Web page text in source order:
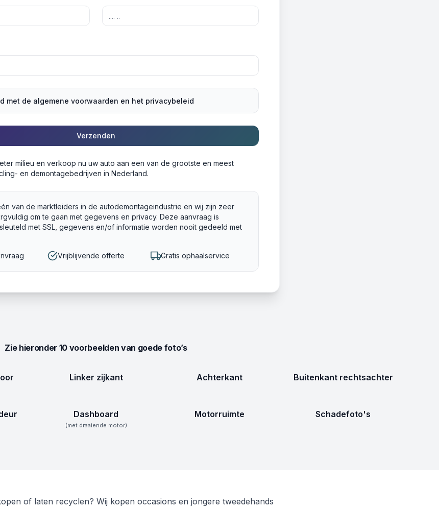
met de algemene voorwaarden en het privacybeleid
Verzenden
milieu en verkoop nu uw auto aan een van de grootste en meest
en demontagebedrijven in Nederland.
van de marktleiders in de autodemontageindustrie en wij zijn zeer
om te gaan met gegevens en privacy. Deze aanvraag is
met SSL, gegevens en/of informatie worden nooit gedeeld met
Vrijblijvende offerte Gratis ophaalservice
Zie hieronder 10 voorbeelden van goede foto’s
Linker zijkant Achterkant Buitenkant rechtsachter
Dashboard
(met draaiende motor)
Motorruimte Schadefoto's
of laten recyclen? Wij kopen occasions en jongere tweedehands